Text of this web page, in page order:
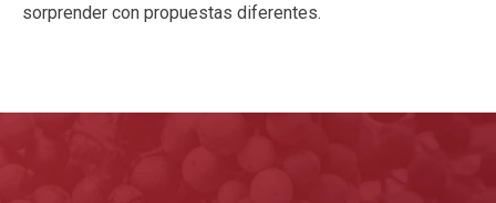
sorprender con propuestas diferentes.